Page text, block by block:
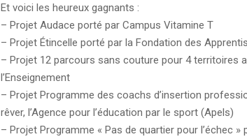
Et voici les heureux gagnants :
– Projet Audace porté par Campus Vitamine T
– Projet Étincelle porté par la Fondation des Apprentis
– Projet 12 parcours sans couture pour 4 territoires
l’Enseignement
– Projet Programme des coachs d’insertion
rêver, l’Agence pour l’éducation par le sport (Apels)
– Projet Programme « Pas de quartier pour l’échec